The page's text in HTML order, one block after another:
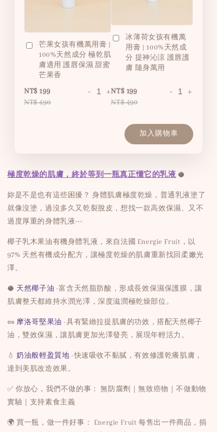
芒果女孩有機萬用膏 |
100%天然成分 極乾肌
膚適用 護唇保濕 甜蜜
芒果香
NT$ 199
NT$ 490
- +
冰薄荷女孩有機萬
用膏 | 100%天然成
分 提神沁涼 護唇護
膚 隨身萬用
NT$ 199
NT$ 490
- +
加入購物車
極度乾燥的肌膚，終於等到一瓶真正懂它的乳液 🥥
妳是不是也有這些困擾？ 身體肌膚極度乾燥，普通乳液塗了
就像沒塗，過沒多久又乾裂脫皮，想找一款高效保濕、又不
過度厚重的身體乳液⋯
椰子乳木果油有機身體乳液，來自法國 Energie Fruit，以
97% 天然有機成分配方，讓極度乾燥的肌膚重新找回柔嫩光
澤。
🥥 天然椰子油 -富含天然脂肪酸，形成長效保濕保護膜，讓
肌膚整天都維持水潤光澤，深度滋潤極乾燥部位。
🥜 摩洛哥堅果油 -具有緊緻拉提肌膚的功效，搭配天然椰子
油，雙效保濕，讓肌膚更加光澤發亮，展現年輕活力。
💧奶油般輕盈質地 -快速吸收不黏膩，有效修護乾癢肌膚，
達到美肌改造效果。
✅ 你放心，我們不做的事： 無防腐劑｜無致癌物｜不做動物
實驗｜支持素食主義
🌍 買一瓶，做一件好事： Energie Fruit 每售出一件商品，捐